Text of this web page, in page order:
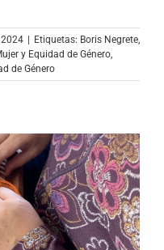
| Etiquetas: Boris Negrete
y Equidad de Género
de Género